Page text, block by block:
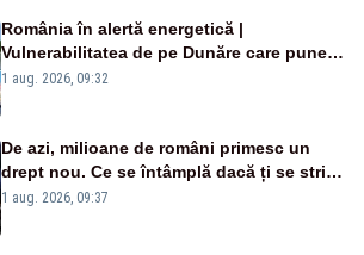
România în alertă energetică |
Vulnerabilitatea de pe Dunăre care pune
în pericol Centrala Cernavodă era
1 aug. 2026, 09:32
De azi, milioane de români primesc un
drept nou. Ce se întâmplă dacă ți se strică
un produs
1 aug. 2026, 09:37